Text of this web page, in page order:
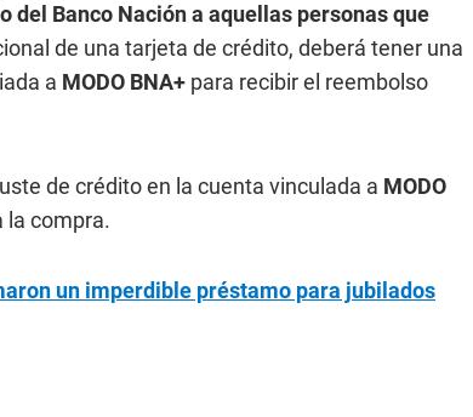
del Banco Nación a aquellas personas que
de una tarjeta de crédito, deberá tener una
a MODO BNA+ para recibir el reembolso
de crédito en la cuenta vinculada a MODO
la compra.
un imperdible préstamo para jubilados